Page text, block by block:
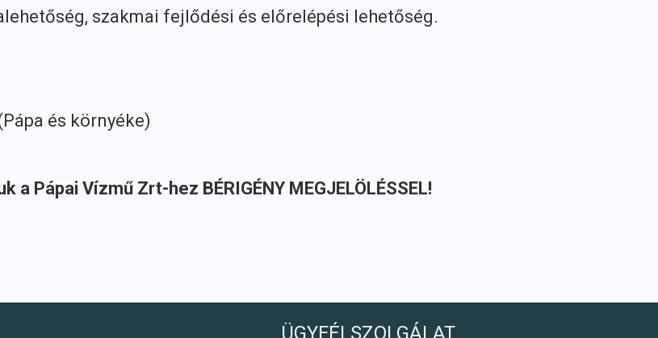
szakmai fejlődési és előrelépési lehetőség.
és környéke)
a Pápai Vízmű Zrt-hez BÉRIGÉNY MEGJELÖLÉSSEL!
ÜGYFÉLSZOLGÁLAT